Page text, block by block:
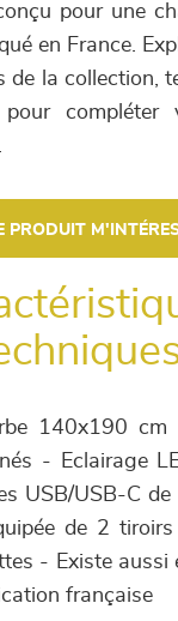
pour une
en France.
de la collection,
compléter
PRODUIT
140x190 cm
- Eclairage
USB/USB-C
de 2 tiroirs
- Existe aussi
française